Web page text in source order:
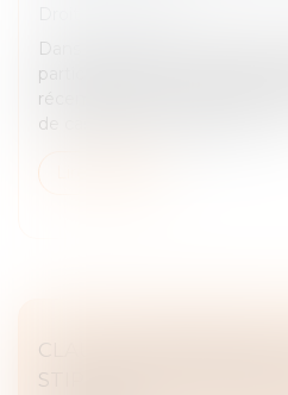
Dans un secteur marqué par
particulièrement vive, la
récemment fait l’objet d’un
de cassation, intervenu en m...
CLAUSE D’INDEXATION
STIPULATION